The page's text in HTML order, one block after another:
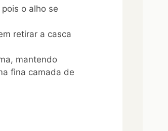
o alho se
retirar a casca
mantendo
fina camada de